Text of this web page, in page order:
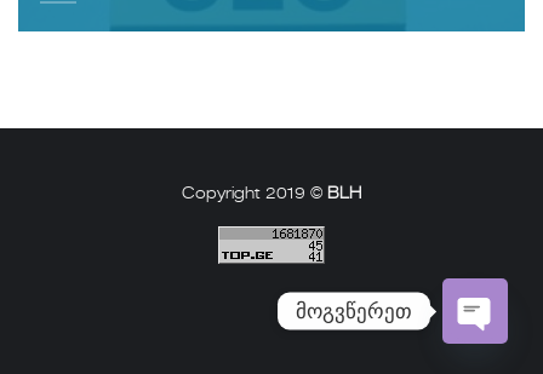
Copyright 2019 © BLH
მოგვწერეთ